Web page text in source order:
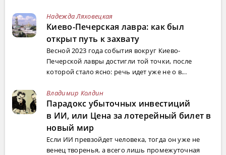
Надежда Ляховецкая
Киево-Печерская лавра: как был
открыт путь к захвату
Весной 2023 года события вокруг Киево-
Печерской лавры достигли той точки, после
которой стало ясно: речь идет уже не о в...
Владимир Колдин
Парадокс убыточных инвестиций
в ИИ, или Цена за лотерейный билет в
новый мир
Если ИИ превзойдет человека, тогда он уже не
венец творенья, а всего лишь промежуточная